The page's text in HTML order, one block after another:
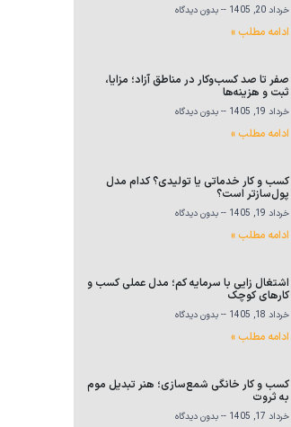
خرداد 20, 1405 بدون دیدگاه
ادامه مطلب »
صفر تا صد کسب‌وکار در مناطق آزاد؛ مزایا،
ثبت و هزینه‌ها
خرداد 19, 1405 بدون دیدگاه
ادامه مطلب »
کسب و کار خدماتی یا تولیدی؟ کدام مدل
پول‌سازتر است؟
خرداد 19, 1405 بدون دیدگاه
ادامه مطلب »
اشتغال زایی با سرمایه کم؛ مدل عملی کسب و
کارهای کوچک
خرداد 18, 1405 بدون دیدگاه
ادامه مطلب »
کسب و کار خانگی شمع‌سازی؛ هنر تبدیل موم
به ثروت
خرداد 17, 1405 بدون دیدگاه